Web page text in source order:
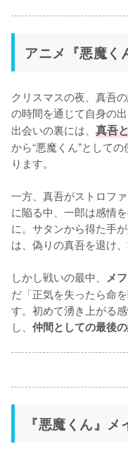
アニメ『悪魔
クリスマスの夜、真吾
の時間を通じて自身の
出会いの裏には、 真吾
から“悪魔くん”として
ります。
一方、真吾がストロフ
に陥る中、一郎は感情
に。サタンから得た手
は、偽りの真吾を退け
しかし戦いの最中、 メ
だ「正気を失ったら命
す。初めて湧き上がる
し、 仲間としての最後
『悪魔くん』